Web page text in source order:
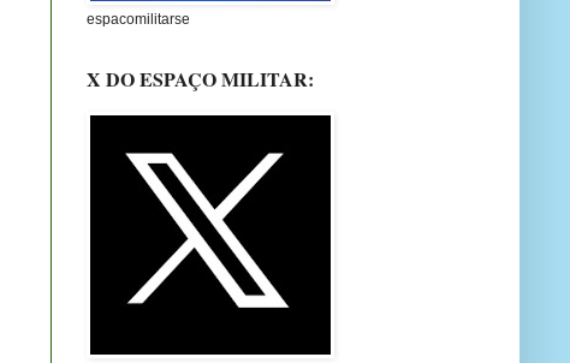
espacomilitarse
X DO ESPAÇO MILITAR: